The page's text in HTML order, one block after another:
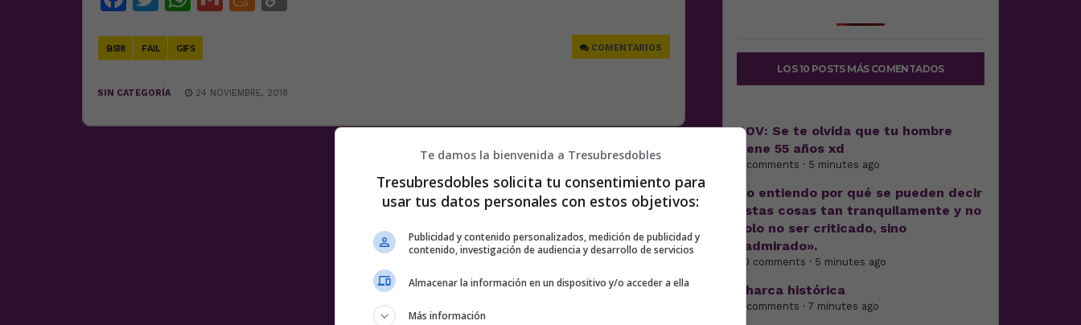
BS18 FAIL GIFS COMENTARIOS
SIN CATEGORÍA 24 NOVIEMBRE, 2018
LOS 10 POSTS MÁS COMENTADOS
POV: Se te olvida que tu hombre
tiene 55 años xd
9 comments · 5 minutes ago
No entiendo por qué se pueden decir
estas cosas tan tranquilamente y no
solo no ser criticado, sino
«admirado».
20 comments · 5 minutes ago
Charca histórica
5 comments · 7 minutes ago
Te damos la bienvenida a Tresubresdobles
Tresubresdobles solicita tu consentimiento para
usar tus datos personales con estos objetivos:
Publicidad y contenido personalizados, medición de publicidad y
contenido, investigación de audiencia y desarrollo de servicios
Almacenar la información en un dispositivo y/o acceder a ella
Más información